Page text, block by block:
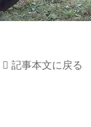
記事本文に戻る